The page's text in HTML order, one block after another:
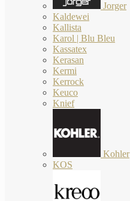
Jorger
Kaldewei
Kallista
Karol | Blu Bleu
Kassatex
Kerasan
Kermi
Kerrock
Keuco
Knief
Kohler
KOS